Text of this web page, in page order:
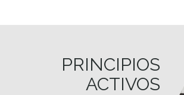
PRINCIPIOS
ACTIVOS